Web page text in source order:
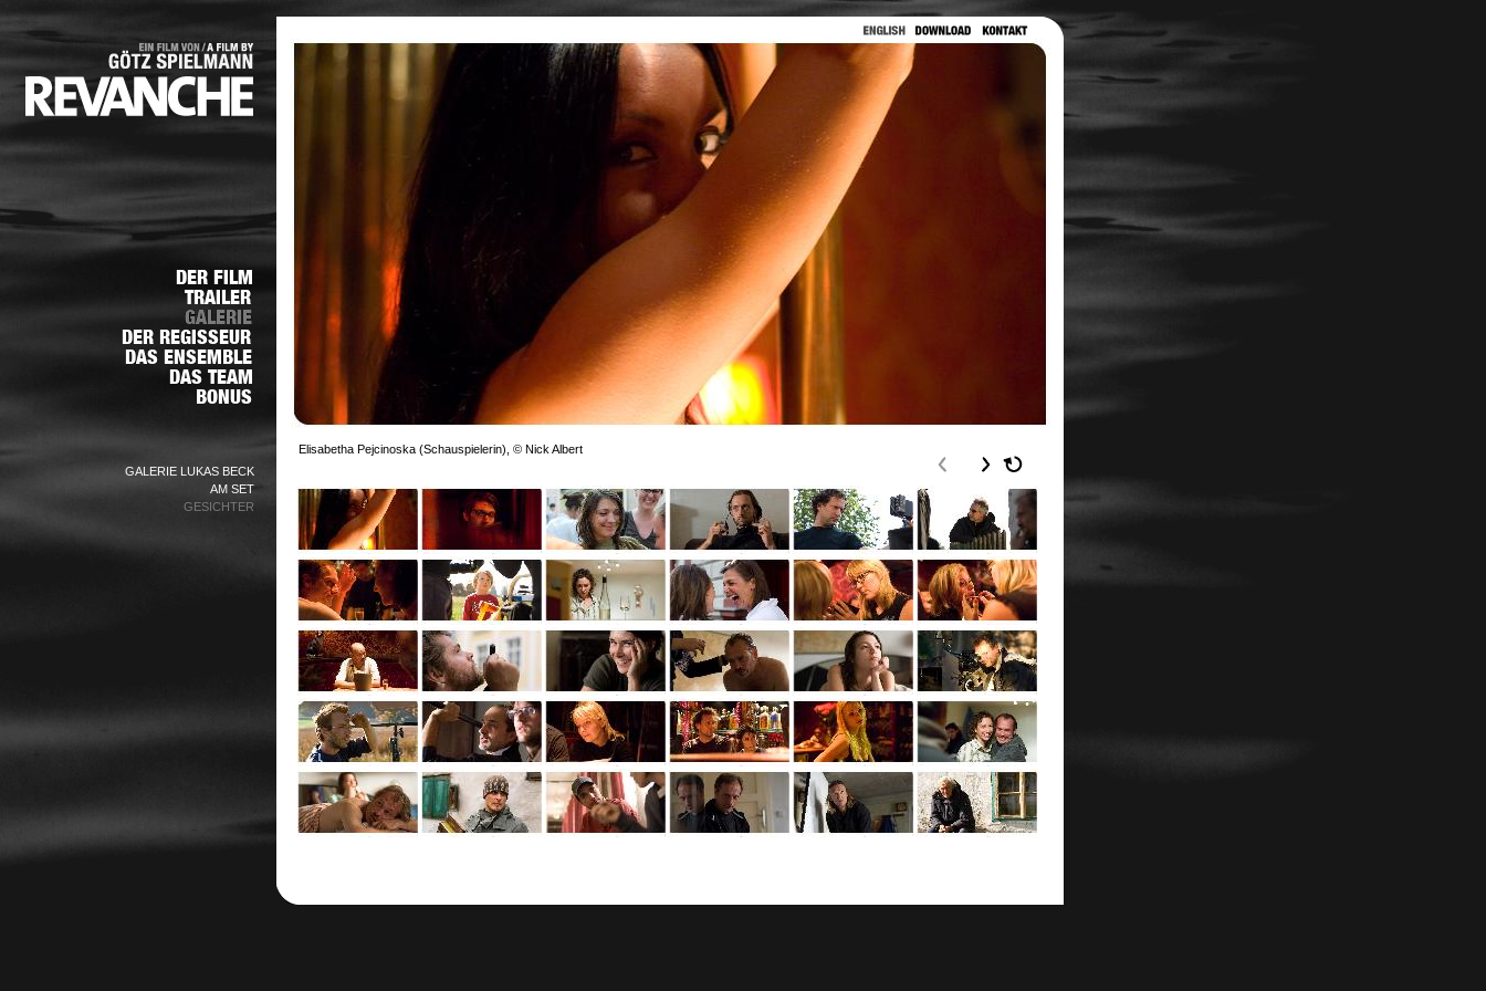
GALERIE LUKAS BECK
AM SET
GESICHTER
Elisabetha Pejcinoska (Schauspielerin), © Nick Albert